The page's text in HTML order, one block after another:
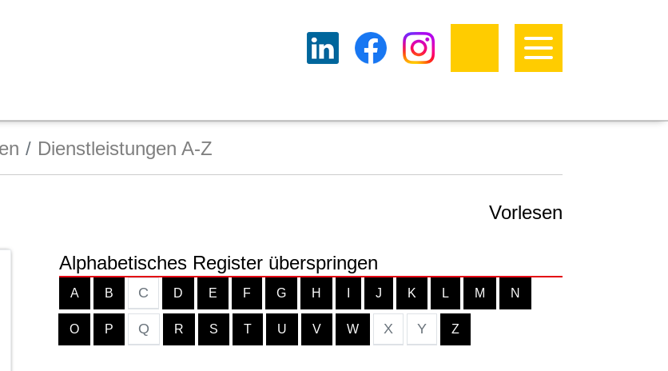
Dienstleistungen A-Z
Vorlesen
Alphabetisches Register überspringen
A B C D E F G H J K L M N
O P Q R S T U V W X Y Z